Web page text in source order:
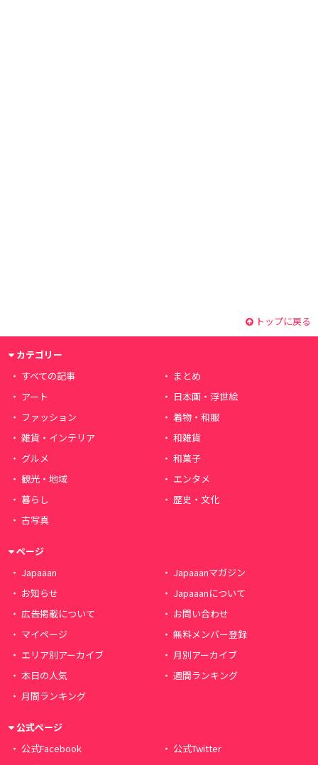
トップに戻る
カテゴリー
すべての記事
まとめ
アート
日本画・浮世絵
ファッション
着物・和服
雑貨・インテリア
和雑貨
グルメ
和菓子
観光・地域
エンタメ
暮らし
歴史・文化
古写真
ページ
Japaaan
Japaaanマガジン
お知らせ
Japaaanについて
広告掲載について
お問い合わせ
マイページ
無料メンバー登録
エリア別アーカイブ
月別アーカイブ
本日の人気
週間ランキング
月間ランキング
公式ページ
公式Facebook
公式Twitter